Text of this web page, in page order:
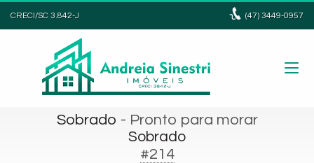
CRECI/SC 3.842-J (47)3449-0957
Sobrado - Pronto para morar
Sobrado
#214